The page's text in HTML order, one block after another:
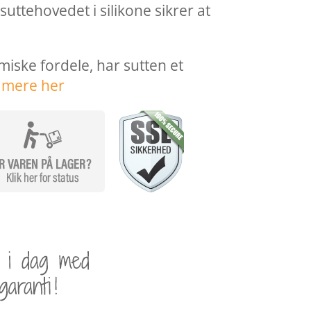
i silikone sikrer at
fordele, har sutten et
her